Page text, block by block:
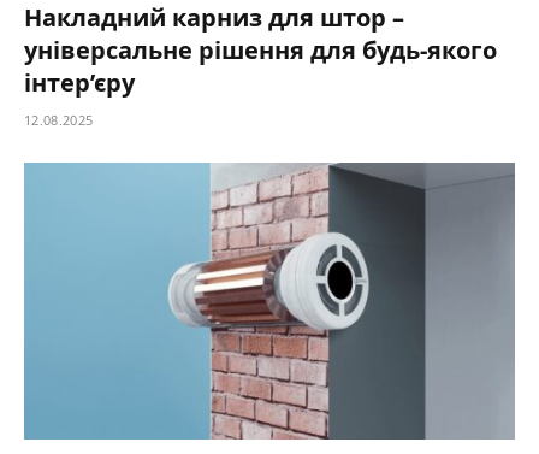
Накладний карниз для штор –
універсальне рішення для будь-якого
інтер’єру
12.08.2025